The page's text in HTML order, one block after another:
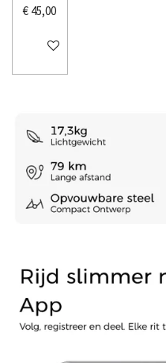
€ 45,00
In winkelwagen